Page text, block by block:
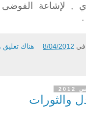
, لإشاعة
.
في 8/04/2012 هناك تعليق
والثورات